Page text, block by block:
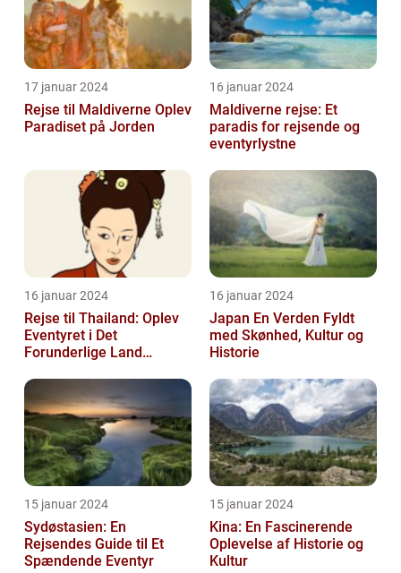
17 januar 2024
Rejse til Maldiverne Oplev
Paradiset på Jorden
16 januar 2024
Maldiverne rejse: Et
paradis for rejsende og
eventyrlystne
16 januar 2024
Rejse til Thailand: Oplev
Eventyret i Det
Forunderlige Land
16 januar 2024
Japan En Verden Fyldt
med Skønhed, Kultur og
Historie
15 januar 2024
Sydøstasien: En
Rejsendes Guide til Et
Spændende Eventyr
15 januar 2024
Kina: En Fascinerende
Oplevelse af Historie og
Kultur